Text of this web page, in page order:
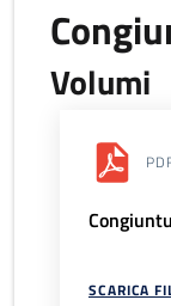
Volumi
SCARICA